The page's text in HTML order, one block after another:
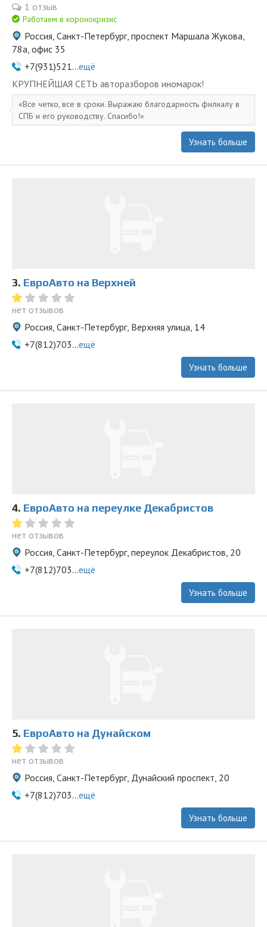
1 отзыв
Работаем в коронокризис
Россия, Санкт-Петербург, проспект Маршала Жукова,
78а, офис 35
+7(931)521...ещё
KPУПНЕЙШAЯ СЕTЬ aвторазбopов иномapoк!
Все четко, все в сроки. Выражаю благодарность филиалу в
СПБ и его руководству. Спасибо!
Узнать больше
3. ЕвроАвто на Верхней
нет отзывов
Россия, Санкт-Петербург, Верхняя улица, 14
+7(812)703...ещё
Узнать больше
4. ЕвроАвто на переулке Декабристов
нет отзывов
Россия, Санкт-Петербург, переулок Декабристов, 20
+7(812)703...ещё
Узнать больше
5. ЕвроАвто на Дунайском
нет отзывов
Россия, Санкт-Петербург, Дунайский проспект, 20
+7(812)703...ещё
Узнать больше